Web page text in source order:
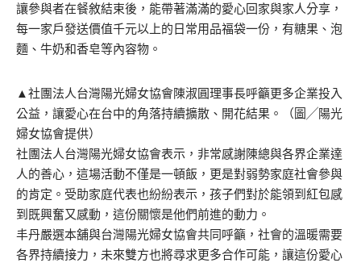
讓參與者在餐敘結束後，能帶著滿滿的愛心回家與家人分享，
每一家戶發送價值千元以上的日常用品福袋一份，有糖果、泡
麵、牛奶和香皂等內容物。
▲社團法人台灣陽光婦女協會陳淑圓理事長呼籲更多企業投入
公益，讓愛心在台中的角落持續擴散、開花結果。（圖╱陽光
婦女協會提供）
社團法人台灣陽光婦女協會表示，非常感謝陳總與各界企業達
人的善心，這場活動不僅是一頓飯，更是對弱勢家庭社會參與
的肯定。受助家庭代表也紛紛表示，孩子們對於能領到紅包感
到既興奮又感動，這份關懷是他們前進的動力。
丰丹嚴選本舖與台灣陽光婦女協會共同呼籲，社會的溫暖需要
各界持續接力，未來雙方也將尋求更多合作可能，讓這份愛心